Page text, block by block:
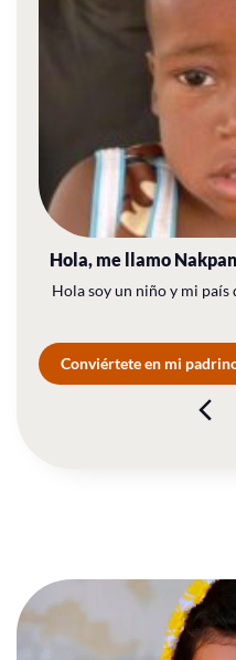
Hola, me llamo​
Hola soy un niño y mi país
Conviértete en mi